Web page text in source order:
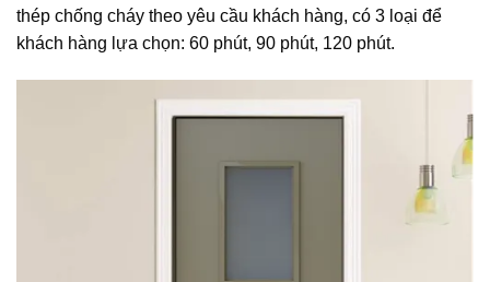
thép chống cháy theo yêu cầu khách hàng, có 3 loại để
khách hàng lựa chọn: 60 phút, 90 phút, 120 phút.